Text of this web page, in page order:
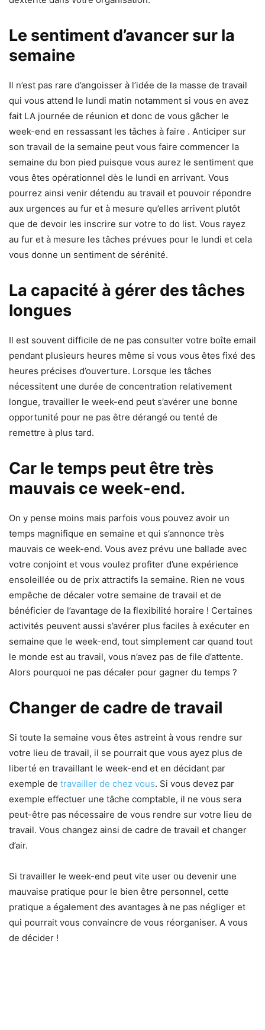
Le sentiment d’avancer sur la
semaine
Il n’est pas rare d’angoisser à l’idée de la masse de travail
qui vous attend le lundi matin notamment si vous en avez
fait LA journée de réunion et donc de vous gâcher le
week-end en ressassant les tâches à faire . Anticiper sur
son travail de la semaine peut vous faire commencer la
semaine du bon pied puisque vous aurez le sentiment que
vous êtes opérationnel dès le lundi en arrivant. Vous
pourrez ainsi venir détendu au travail et pouvoir répondre
aux urgences au fur et à mesure qu’elles arrivent plutôt
que de devoir les inscrire sur votre to do list. Vous rayez
au fur et à mesure les tâches prévues pour le lundi et cela
vous donne un sentiment de sérénité.
La capacité à gérer des tâches
longues
Il est souvent difficile de ne pas consulter votre boîte email
pendant plusieurs heures même si vous vous êtes fixé des
heures précises d’ouverture. Lorsque les tâches
nécessitent une durée de concentration relativement
longue, travailler le week-end peut s’avérer une bonne
opportunité pour ne pas être dérangé ou tenté de
remettre à plus tard.
Car le temps peut être très
mauvais ce week-end.
On y pense moins mais parfois vous pouvez avoir un
temps magnifique en semaine et qui s’annonce très
mauvais ce week-end. Vous avez prévu une ballade avec
votre conjoint et vous voulez profiter d’une expérience
ensoleillée ou de prix attractifs la semaine. Rien ne vous
empêche de décaler votre semaine de travail et de
bénéficier de l’avantage de la flexibilité horaire ! Certaines
activités peuvent aussi s’avérer plus faciles à exécuter en
semaine que le week-end, tout simplement car quand tout
le monde est au travail, vous n’avez pas de file d’attente.
Alors pourquoi ne pas décaler pour gagner du temps ?
Changer de cadre de travail
Si toute la semaine vous êtes astreint à vous rendre sur
votre lieu de travail, il se pourrait que vous ayez plus de
liberté en travaillant le week-end et en décidant par
exemple de travailler de chez vous. Si vous devez par
exemple effectuer une tâche comptable, il ne vous sera
peut-être pas nécessaire de vous rendre sur votre lieu de
travail. Vous changez ainsi de cadre de travail et changer
d’air.
Si travailler le week-end peut vite user ou devenir une
mauvaise pratique pour le bien être personnel, cette
pratique a également des avantages à ne pas négliger et
qui pourrait vous convaincre de vous réorganiser. A vous
de décider !